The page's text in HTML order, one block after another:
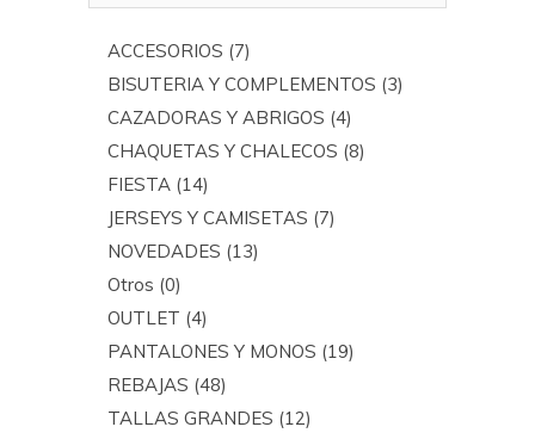
ACCESORIOS (7)
BISUTERIA Y COMPLEMENTOS (3)
CAZADORAS Y ABRIGOS (4)
CHAQUETAS Y CHALECOS (8)
FIESTA (14)
JERSEYS Y CAMISETAS (7)
NOVEDADES (13)
Otros (0)
OUTLET (4)
PANTALONES Y MONOS (19)
REBAJAS (48)
TALLAS GRANDES (12)